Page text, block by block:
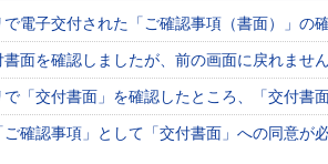
電子交付された「ご確認事項（書面）」の
面を確認しましたが、前の画面に戻れませ
「交付書面」を確認したところ、「交付書
確認事項」として「交付書面」への同意が